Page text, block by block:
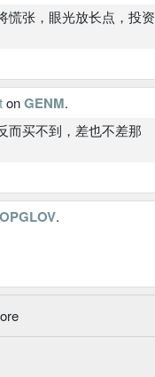
慌张，眼光放长点，投资
onGENM.
而买不到，差也不差那
.